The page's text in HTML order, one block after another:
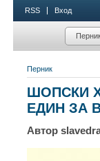
RSS Вход
Перник
ШОПСКИ
ЕДИН ЗА
Автор